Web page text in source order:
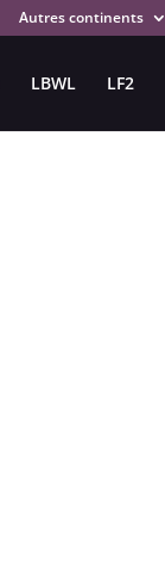
Autres continents
LBWL LF2